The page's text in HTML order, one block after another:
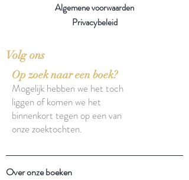
Algemene voorwaarden
Privacybeleid
Volg ons
Op zoek naar een boek?
Mogelijk hebben we het toch
liggen of komen we het
binnenkort tegen op een van
onze zoektochten.
Over onze boeken